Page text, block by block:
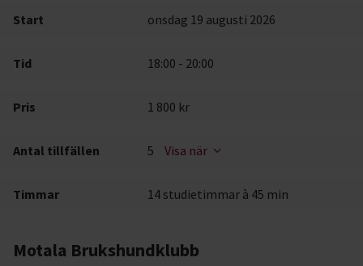
Start onsdag 19 augusti 2026
Tid 18:00 - 20:00
Pris 1 800 kr
Antal tillfällen 5 Visa när
Timmar 14 studietimmar à 45 min
Motala Brukshundklubb